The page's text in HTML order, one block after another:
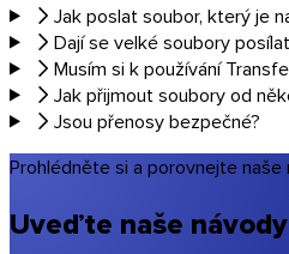
Jak poslat soubor, který je
Dají se velké soubory
Musím si k používání
Jak přijmout soubory od
Jsou přenosy bezpečné?
Prohlédněte si a porovnejte
Uveďte naše